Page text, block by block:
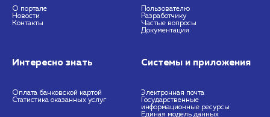
О портале
Новости
Контакты
Пользователю
Разработчику
Частые вопросы
Документация
Интересно знать
Оплата банковской картой
Статистика оказанных услуг
Системы и приложения
Электронная почта
Государственные
информационные ресурсы
Единая модель данных